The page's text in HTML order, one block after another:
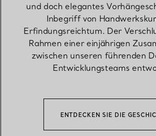
und doch elegantes
Inbegriff von
Erfindungsreichtum. Der
Rahmen einer einjährigen
zwischen unseren führenden
Entwicklungsteams
ENTDECKEN SIE DIE